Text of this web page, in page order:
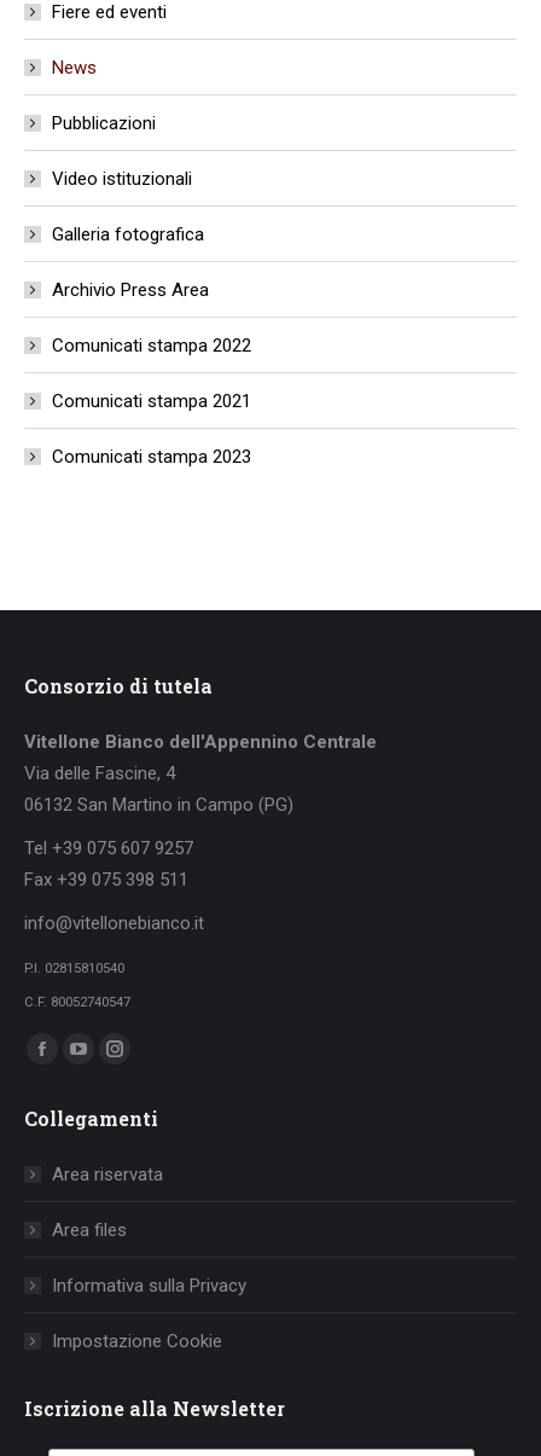
Fiere ed eventi
News
Pubblicazioni
Video istituzionali
Galleria fotografica
Archivio Press Area
Comunicati stampa 2022
Comunicati stampa 2021
Comunicati stampa 2023
Consorzio di tutela
Vitellone Bianco dell'Appennino Centrale
Via delle Fascine, 4
06132 San Martino in Campo (PG)
Tel +39 075 607 9257
Fax +39 075 398 511
info@vitellonebianco.it
P.I. 02815810540
C.F. 80052740547
Ci puoi trovare su:
Facebook
opens
window
YouTube
opens
window
Instagram
opens
Collegamenti
Area riservata
Area files
Informativa sulla Privacy
Impostazione Cookie
Iscrizione alla Newsletter